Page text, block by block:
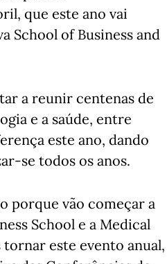
que este ano vai
School of Business and
a reunir centenas de
e a saúde, entre
este ano, dando
se todos os anos.
porque vão começar a
School e a Medical
este evento anual,